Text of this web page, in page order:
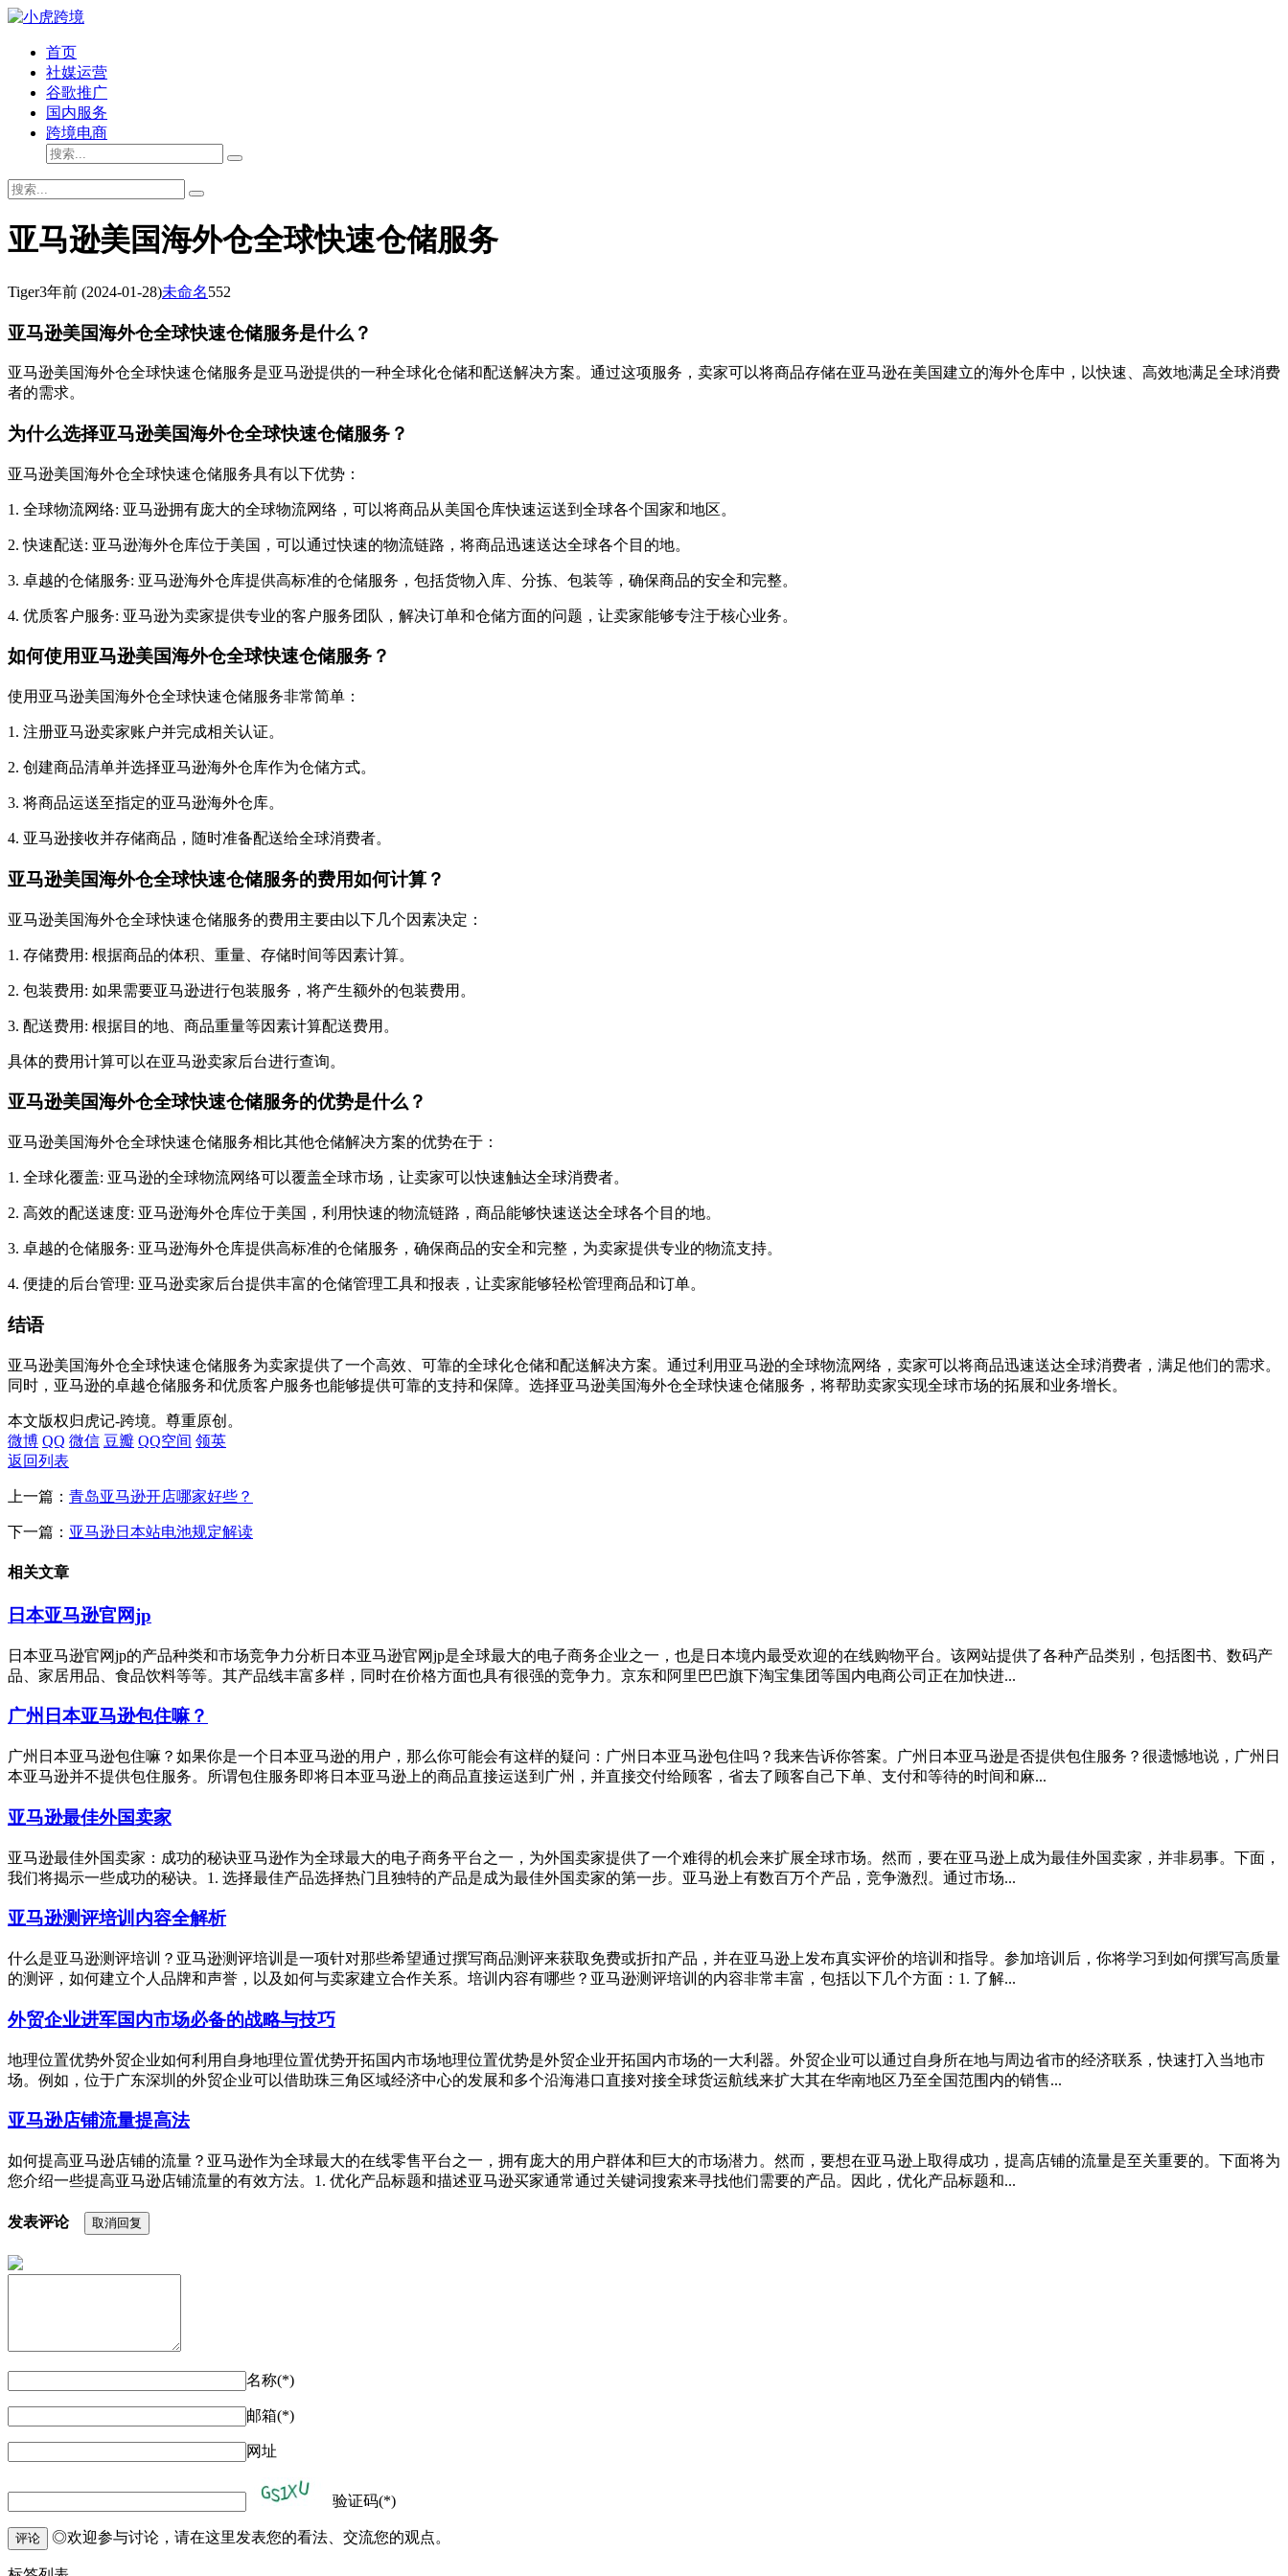
首页
社媒运营
谷歌推广
国内服务
跨境电商
亚马逊美国海外仓全球快速仓储服务
Tiger3年前 (2024-01-28)未命名552
亚马逊美国海外仓全球快速仓储服务是什么？
亚马逊美国海外仓全球快速仓储服务是亚马逊提供的一种全球化仓储和配送解决方案。通过这项服务，卖家可以将商品存储在亚马逊在美国建立的海外仓库中，以快速、高效地满足全球消费
者的需求。
为什么选择亚马逊美国海外仓全球快速仓储服务？
亚马逊美国海外仓全球快速仓储服务具有以下优势：
1. 全球物流网络: 亚马逊拥有庞大的全球物流网络，可以将商品从美国仓库快速运送到全球各个国家和地区。
2. 快速配送: 亚马逊海外仓库位于美国，可以通过快速的物流链路，将商品迅速送达全球各个目的地。
3. 卓越的仓储服务: 亚马逊海外仓库提供高标准的仓储服务，包括货物入库、分拣、包装等，确保商品的安全和完整。
4. 优质客户服务: 亚马逊为卖家提供专业的客户服务团队，解决订单和仓储方面的问题，让卖家能够专注于核心业务。
如何使用亚马逊美国海外仓全球快速仓储服务？
使用亚马逊美国海外仓全球快速仓储服务非常简单：
1. 注册亚马逊卖家账户并完成相关认证。
2. 创建商品清单并选择亚马逊海外仓库作为仓储方式。
3. 将商品运送至指定的亚马逊海外仓库。
4. 亚马逊接收并存储商品，随时准备配送给全球消费者。
亚马逊美国海外仓全球快速仓储服务的费用如何计算？
亚马逊美国海外仓全球快速仓储服务的费用主要由以下几个因素决定：
1. 存储费用: 根据商品的体积、重量、存储时间等因素计算。
2. 包装费用: 如果需要亚马逊进行包装服务，将产生额外的包装费用。
3. 配送费用: 根据目的地、商品重量等因素计算配送费用。
具体的费用计算可以在亚马逊卖家后台进行查询。
亚马逊美国海外仓全球快速仓储服务的优势是什么？
亚马逊美国海外仓全球快速仓储服务相比其他仓储解决方案的优势在于：
1. 全球化覆盖: 亚马逊的全球物流网络可以覆盖全球市场，让卖家可以快速触达全球消费者。
2. 高效的配送速度: 亚马逊海外仓库位于美国，利用快速的物流链路，商品能够快速送达全球各个目的地。
3. 卓越的仓储服务: 亚马逊海外仓库提供高标准的仓储服务，确保商品的安全和完整，为卖家提供专业的物流支持。
4. 便捷的后台管理: 亚马逊卖家后台提供丰富的仓储管理工具和报表，让卖家能够轻松管理商品和订单。
结语
亚马逊美国海外仓全球快速仓储服务为卖家提供了一个高效、可靠的全球化仓储和配送解决方案。通过利用亚马逊的全球物流网络，卖家可以将商品迅速送达全球消费者，满足他们的需求。
同时，亚马逊的卓越仓储服务和优质客户服务也能够提供可靠的支持和保障。选择亚马逊美国海外仓全球快速仓储服务，将帮助卖家实现全球市场的拓展和业务增长。
本文版权归虎记-跨境。尊重原创。
微博 QQ 微信 豆瓣 QQ空间 领英
返回列表
上一篇： 青岛亚马逊开店哪家好些？
下一篇： 亚马逊日本站电池规定解读
相关文章
日本亚马逊官网jp
日本亚马逊官网jp的产品种类和市场竞争力分析日本亚马逊官网jp是全球最大的电子商务企业之一，也是日本境内最受欢迎的在线购物平台。该网站提供了各种产品类别，包括图书、数码产
品、家居用品、食品饮料等等。其产品线丰富多样，同时在价格方面也具有很强的竞争力。京东和阿里巴巴旗下淘宝集团等国内电商公司正在加快进...
广州日本亚马逊包住嘛？
广州日本亚马逊包住嘛？如果你是一个日本亚马逊的用户，那么你可能会有这样的疑问：广州日本亚马逊包住吗？我来告诉你答案。广州日本亚马逊是否提供包住服务？很遗憾地说，广州日
本亚马逊并不提供包住服务。所谓包住服务即将日本亚马逊上的商品直接运送到广州，并直接交付给顾客，省去了顾客自己下单、支付和等待的时间和麻...
亚马逊最佳外国卖家
亚马逊最佳外国卖家：成功的秘诀亚马逊作为全球最大的电子商务平台之一，为外国卖家提供了一个难得的机会来扩展全球市场。然而，要在亚马逊上成为最佳外国卖家，并非易事。下面，
我们将揭示一些成功的秘诀。1. 选择最佳产品选择热门且独特的产品是成为最佳外国卖家的第一步。亚马逊上有数百万个产品，竞争激烈。通过市场...
亚马逊测评培训内容全解析
什么是亚马逊测评培训？亚马逊测评培训是一项针对那些希望通过撰写商品测评来获取免费或折扣产品，并在亚马逊上发布真实评价的培训和指导。参加培训后，你将学习到如何撰写高质量
的测评，如何建立个人品牌和声誉，以及如何与卖家建立合作关系。培训内容有哪些？亚马逊测评培训的内容非常丰富，包括以下几个方面：1. 了解...
外贸企业进军国内市场必备的战略与技巧
地理位置优势外贸企业如何利用自身地理位置优势开拓国内市场地理位置优势是外贸企业开拓国内市场的一大利器。外贸企业可以通过自身所在地与周边省市的经济联系，快速打入当地市
场。例如，位于广东深圳的外贸企业可以借助珠三角区域经济中心的发展和多个沿海港口直接对接全球货运航线来扩大其在华南地区乃至全国范围内的销售...
亚马逊店铺流量提高法
如何提高亚马逊店铺的流量？亚马逊作为全球最大的在线零售平台之一，拥有庞大的用户群体和巨大的市场潜力。然而，要想在亚马逊上取得成功，提高店铺的流量是至关重要的。下面将为
您介绍一些提高亚马逊店铺流量的有效方法。1. 优化产品标题和描述亚马逊买家通常通过关键词搜索来寻找他们需要的产品。因此，优化产品标题和...
发表评论 取消回复
名称(*)
邮箱(*)
网址
验证码(*)
评论 ◎欢迎参与讨论，请在这里发表您的看法、交流您的观点。